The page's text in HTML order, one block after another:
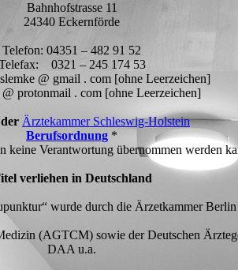
Bahnhofstrasse 11
24340 Eckernförde
Telefon: 04351 – 482 91 52
0321 – 245 174 53
@ gmail . com [ohne Leerzeichen]
protonmail . com [ohne Leerzeichen]
Ärztekammer Schleswig-Holstein
Berufsordnung *
keine Verantwortung übernommen werden
verliehen in Deutschland
wurde durch die Ärzetkammer
(AGTCM) sowie der Deutschen
DAA u.a.